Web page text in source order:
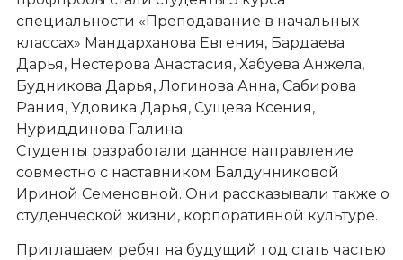
специальности «Преподавание в начальных
классах» Мандарханова Евгения, Бардаева
Дарья, Нестерова Анастасия, Хабуева Анжела,
Будникова Дарья, Логинова Анна, Сабирова
Рания, Удовика Дарья, Сущева Ксения,
Нуриддинова Галина.
Студенты разработали данное направление
совместно с наставником Балдунниковой
Ириной Семеновной. Они рассказывали также о
студенческой жизни, корпоративной культуре.
Приглашаем ребят на будущий год стать частью